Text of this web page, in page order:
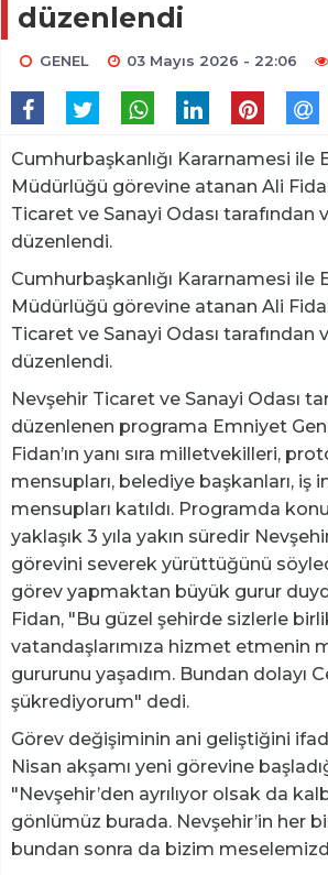
düzenlendi
GENEL 03 Mayıs 2026 - 22:06
Cumhurbaşkanlığı Kararnamesi ile
Müdürlüğü görevine atanan Ali
Ticaret ve Sanayi Odası tarafından
düzenlendi.
Cumhurbaşkanlığı Kararnamesi ile
Müdürlüğü görevine atanan Ali
Ticaret ve Sanayi Odası tarafından
düzenlendi.
Nevşehir Ticaret ve Sanayi Odası
düzenlenen programa Emniyet
Fidan’ın yanı sıra milletvekilleri,
mensupları, belediye başkanları, iş
mensupları katıldı. Programda
yaklaşık 3 yıla yakın süredir
görevini severek yürüttüğünü
görev yapmaktan büyük gurur
Fidan, "Bu güzel şehirde sizlerle
vatandaşlarımıza hizmet etmenin
gururunu yaşadım. Bundan dolayı
şükrediyorum" dedi.
Görev değişiminin ani geliştiğini
Nisan akşamı yeni görevine
"Nevşehir’den ayrılıyor olsak da
gönlümüz burada. Nevşehir’in her
bundan sonra da bizim